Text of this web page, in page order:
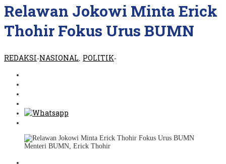
Relawan Jokowi Minta Erick
Thohir Fokus Urus BUMN
REDAKSI-NASIONAL POLITIK-
Menteri BUMN, Erick Thohir